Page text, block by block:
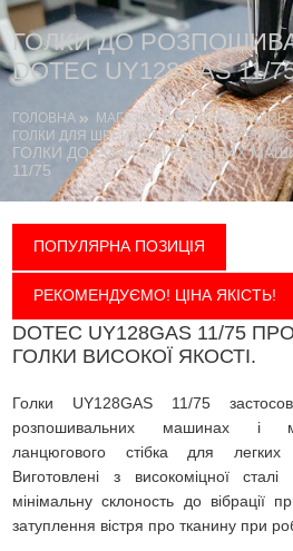
ГОЛКИ ДО
DOTEC UY128GAS 11/
ГОЛОВНА МАГАЗИН ШВЕЙНИХ МАШИН
ГОЛКИ ДЛЯ ШВЕЙНИХ МАШИН
ГОЛКИ ДО РОЗПОШИВАЛЬНИХ
11/75
ПОПУЛЯРНА ПОЗИЦІЯ
РЕКОМЕНДУЄМО! ЦІНА ЯКІСТЬ!
DOTEC UY128GAS 11/75
ГОЛКИ ВИСОКОЇ ЯКОСТІ.
Голки UY128GAS 11/75
розпошивальних машинах і
ланцюгового стібка для легких
Виготовлені з високоміцної
мінімальну склоность до вібрації
затуплення вістря про тканину при